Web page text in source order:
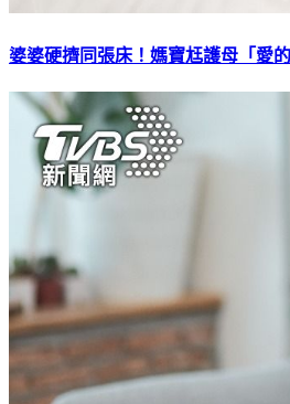
婆婆硬擠同張床！媽寶尪護母「愛